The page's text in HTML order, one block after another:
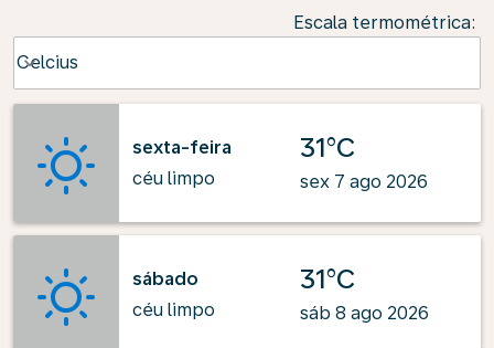
Escala termométrica:
Celcius
keyboard_arrow_down
sexta-feira
céu limpo
31°C
sex 7 ago 2026
sábado
céu limpo
31°C
sáb 8 ago 2026